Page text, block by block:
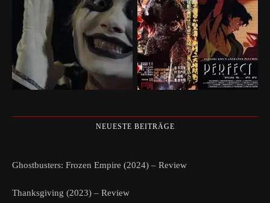
NEUESTE BEITRÄGE
Ghostbusters: Frozen Empire (2024) – Review
Thanksgiving (2023) – Review